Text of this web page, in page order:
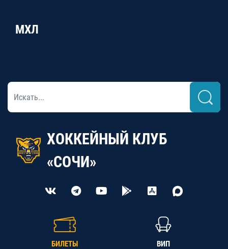
МХЛ
ХОККЕЙНЫЙ КЛУБ
«СОЧИ»
БИЛЕТЫ ВИП